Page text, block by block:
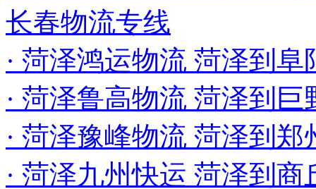
长春物流专线
· 菏泽鸿运物流 菏泽到阜
· 菏泽鲁高物流 菏泽到巨
· 菏泽豫峰物流 菏泽到
· 菏泽九州快运 菏泽到商